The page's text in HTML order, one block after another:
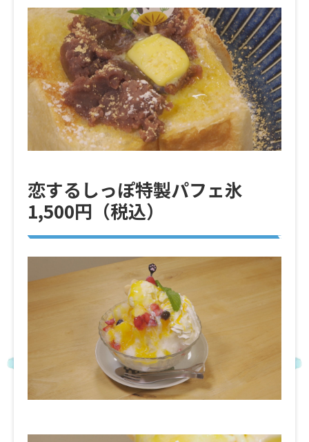
恋するしっぽ特製パフェ氷
1,500円（税込）